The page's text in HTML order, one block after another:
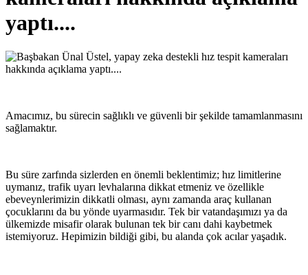
yaptı....
Amacımız, bu sürecin sağlıklı ve güvenli bir şekilde tamamlanmasını
sağlamaktır.
Bu süre zarfında sizlerden en önemli beklentimiz; hız limitlerine
uymanız, trafik uyarı levhalarına dikkat etmeniz ve özellikle
ebeveynlerimizin dikkatli olması, aynı zamanda araç kullanan
çocuklarını da bu yönde uyarmasıdır. Tek bir vatandaşımızı ya da
ülkemizde misafir olarak bulunan tek bir canı dahi kaybetmek
istemiyoruz. Hepimizin bildiği gibi, bu alanda çok acılar yaşadık.